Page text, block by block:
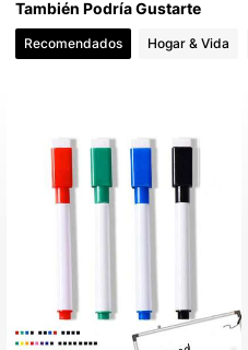
4.87 461 Seguidores
4.87 461 Seguidores
4.87 461 Seguidores
También Podría Gustarte
Recomendados Hogar & Vida